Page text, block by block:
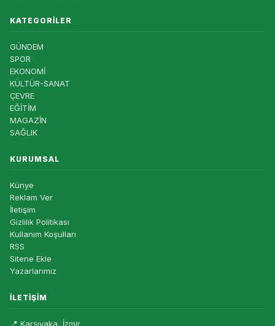
KATEGORILER
GÜNDEM
SPOR
EKONOMİ
KÜLTÜR-SANAT
ÇEVRE
EĞİTİM
MAGAZİN
SAĞLIK
KURUMSAL
Künye
Reklam Ver
İletişim
Gizlilik Politikası
Kullanım Koşulları
RSS
Sitene Ekle
Yazarlarımız
İLETIŞIM
📍 Karşıyaka, İzmir